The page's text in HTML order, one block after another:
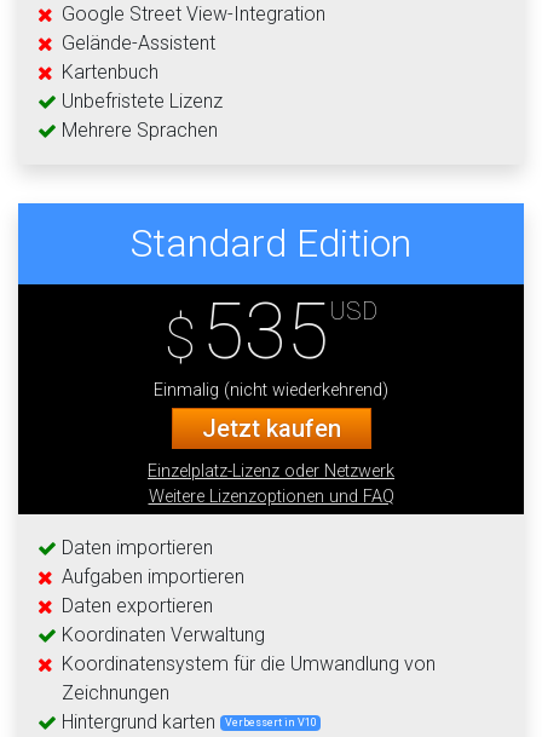
Google Street View-Integration
Gelände-Assistent
Kartenbuch
Unbefristete Lizenz
Mehrere Sprachen
Standard Edition
$ 535 USD
Einmalig (nicht wiederkehrend)
Jetzt kaufen
Einzelplatz-Lizenz oder Netzwerk
Weitere Lizenzoptionen und FAQ
Daten importieren
Aufgaben importieren
Daten exportieren
Koordinaten Verwaltung
Koordinatensystem für die Umwandlung von
Zeichnungen
Hintergrund karten
Verbessert in V10